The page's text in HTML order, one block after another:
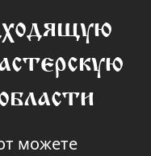
можете